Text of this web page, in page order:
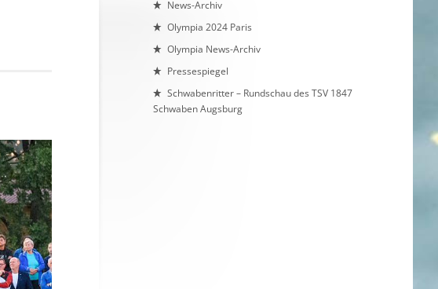
News-Archiv
Olympia 2024 Paris
Olympia News-Archiv
Pressespiegel
Schwabenritter – Rundschau des TSV 1847
Schwaben Augsburg